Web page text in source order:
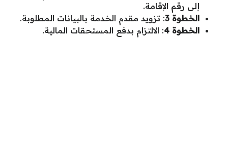
إلى رقم الإقامة.
الخطوة 3
: تزويد مقدم الخدمة بالبيانات المطلوبة.
الخطوة 4
: الالتزام بدفع المستحقات المالية.